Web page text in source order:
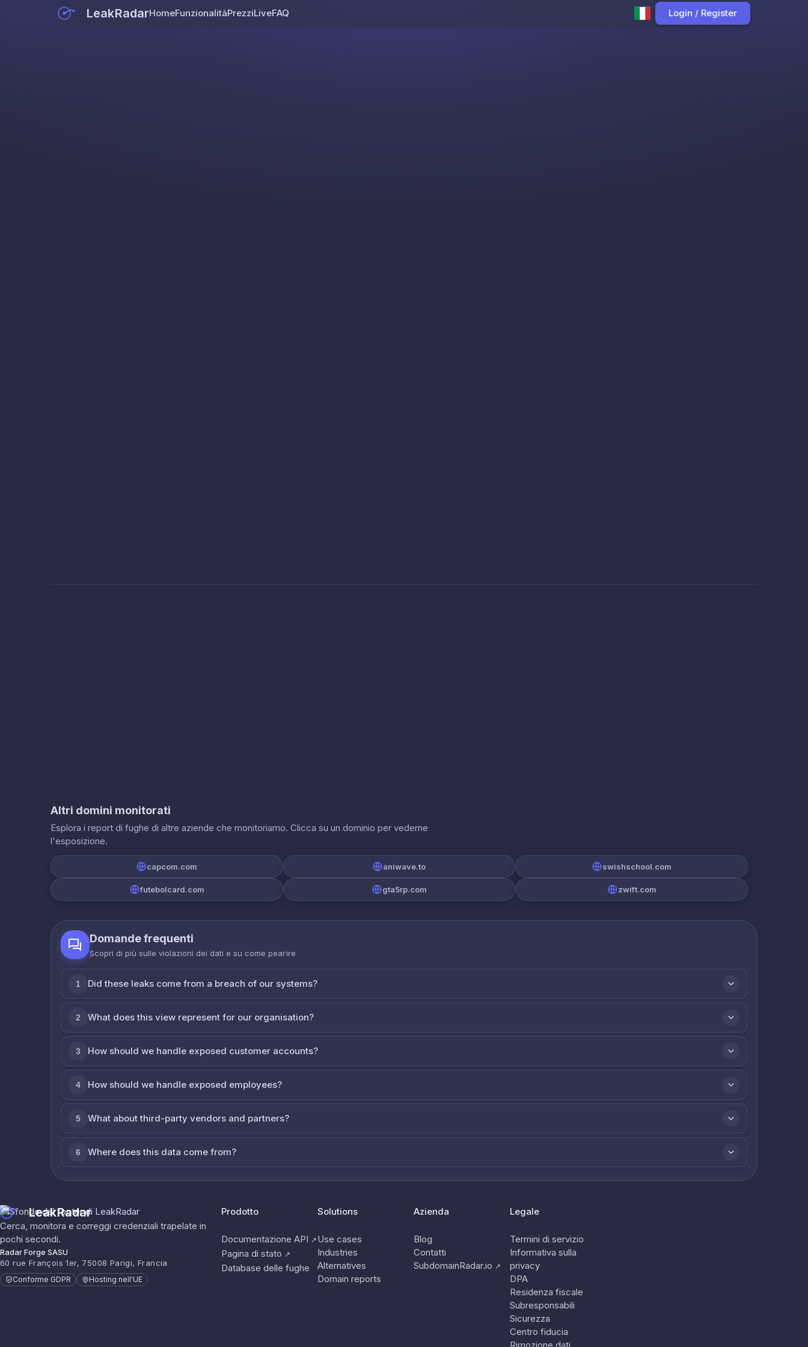
LeakRadarHomeFunzionalitàPrezziLiveFAQ Login / Register
Altri domini monitorati
Esplora i report di fughe di altre aziende che monitoriamo. Clicca su un dominio per vederne
l'esposizione.
capcom.com aniwave.to swishschool.com
futebolcard.com gta5rp.com zwift.com
Domande frequenti
Scopri di più sulle violazioni dei dati e su come реагire
1 Did these leaks come from a breach of our systems?
2 What does this view represent for our organisation?
3 How should we handle exposed customer accounts?
4 How should we handle exposed employees?
5 What about third-party vendors and partners?
6 Where does this data come from?
LeakRadar
Cerca, monitora e correggi credenziali trapelate in
pochi secondi.
Radar Forge SASU
60 rue François 1er, 75008 Parigi, Francia
Conforme GDPR Hosting nell'UE
Prodotto
Documentazione API ↗
Pagina di stato ↗
Database delle fughe
Solutions
Use cases
Industries
Alternatives
Domain reports
Azienda
Blog
Contatti
SubdomainRadar.io ↗
Legale
Termini di servizio
Informativa sulla
privacy
DPA
Residenza fiscale
Subresponsabili
Sicurezza
Centro fiducia
Rimozione dati